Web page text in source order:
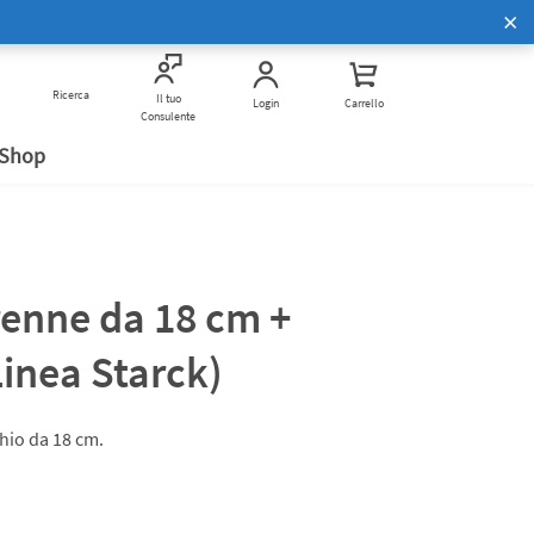
Ricerca
Il tuo
Consulente
Login Carrello
Corsi di Cucina Bimby
Vivi Bimby insieme a noi
Scopri di più
Verifica anti frode
da 18 cm +
Starck)
da 18 cm.